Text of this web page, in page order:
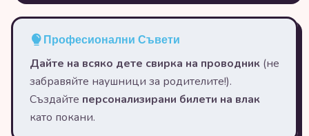
Професионални Съвети
Дайте на всяко дете свирка на проводник (не
забравяйте наушници за родителите!).
Създайте персонализирани билети на влак
като покани.